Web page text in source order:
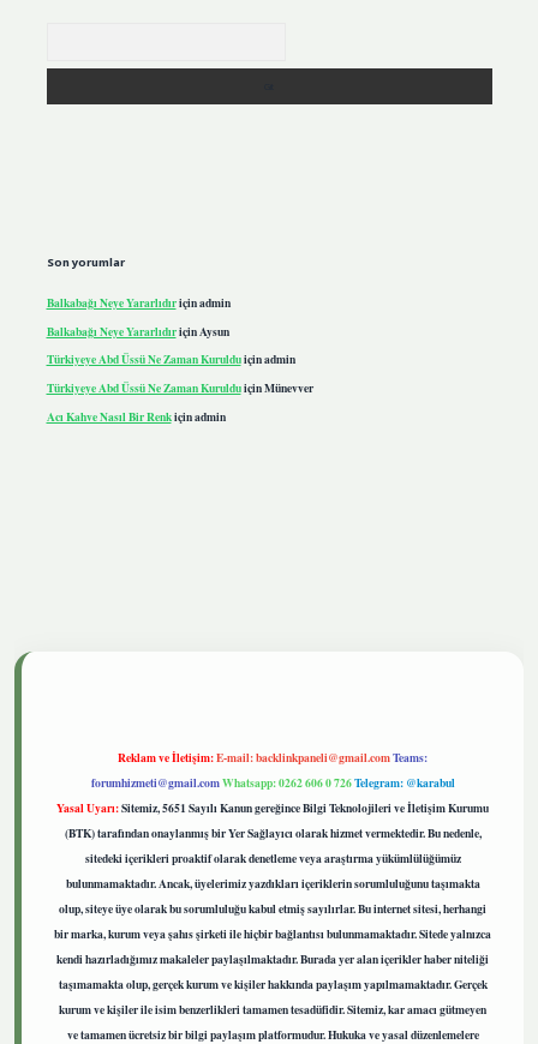
Son yorumlar
Balkabağı Neye Yararlıdıriçinadmin
Balkabağı Neye Yararlıdıriçin Aysun
Türkiyeye Abd Üssü Ne Zaman Kurulduiçinadmin
Türkiyeye Abd Üssü Ne Zaman KurulduiçinMünevver
Acı Kahve Nasıl Bir Renkiçinadmin
Reklam ve İletişim:E-mail:backlinkpaneli@gmail.comTeams:
forumhizmeti@gmail.comWhatsapp: 0262 606 0 726Telegram: @karabul
Yasal Uyarı:Sitemiz, 5651 Sayılı Kanun gereğince Bilgi Teknolojileri ve İletişim Kurumu
(BTK) tarafından onaylanmış bir Yer Sağlayıcı olarak hizmet vermektedir. Bu nedenle,
sitedeki içerikleri proaktif olarak denetleme veya araştırma yükümlülüğümüz
bulunmamaktadır. Ancak, üyelerimiz yazdıkları içeriklerin sorumluluğunu taşımakta
olup, siteye üye olarak bu sorumluluğu kabul etmiş sayılırlar. Bu internet sitesi, herhangi
bir marka, kurum veya şahıs şirketi ile hiçbir bağlantısı bulunmamaktadır. Sitede yalnızca
kendi hazırladığımız makaleler paylaşılmaktadır. Burada yer alan içerikler haber niteliği
taşımamakta olup, gerçek kurum ve kişiler hakkında paylaşım yapılmamaktadır. Gerçek
kurum ve kişiler ile isim benzerlikleri tamamen tesadüfidir. Sitemiz, kar amacı gütmeyen
ve tamamen ücretsiz bir bilgi paylaşım platformudur. Hukuka ve yasal düzenlemelere